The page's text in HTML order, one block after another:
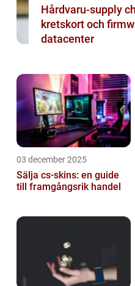
Hårdvaru-supply
kretskort och
datacenter
03 december 2025
Sälja cs-skins: en guide
till framgångsrik handel